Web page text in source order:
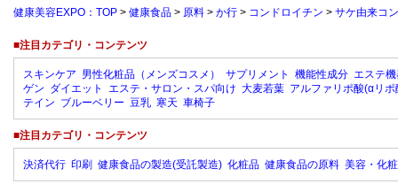
健康美容EXPO：TOP > 健康食品 > 原料 > か行 > コンドロイチン > サケ由来コ
■注目カテゴリ・コンテンツ
スキンケア 男性化粧品（メンズコスメ） サプリメント 機能性成分 エステ
ゲン ダイエット エステ・サロン・スパ向け 大麦若葉 アルファリポ酸(αリポ
テイン ブルーベリー 豆乳 寒天 車椅子
■注目カテゴリ・コンテンツ
決済代行 印刷 健康食品の製造(受託製造) 化粧品 健康食品の原料 美容・化